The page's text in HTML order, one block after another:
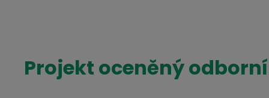
Projekt oceněný